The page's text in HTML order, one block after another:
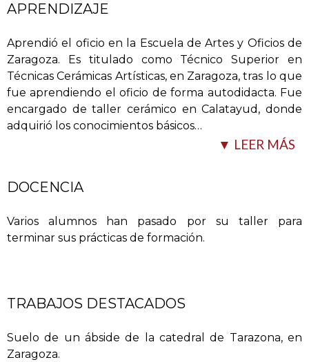
el proceso es manual y artesanal y desarrollado por
ellos mismos, tanto el torno como las baldosas. No usan
decorado a mano.
Fabrican elementos destinados a la sustitución o
reemplazo de paños murales, solados, arrimaderos o
cerámica.
APRENDIZAJE
Aprendió el oficio en la Escuela de Artes y Oficios de
Zaragoza. Es titulado como Técnico Superior en
Técnicas Cerámicas Artísticas, en Zaragoza, tras lo que
fue aprendiendo el oficio de forma autodidacta. Fue
encargado de taller cerámico en Calatayud, donde
adquirió los conocimientos básicos…
taller.
▼ LEER MÁS
DOCENCIA
Varios alumnos han pasado por su taller para
terminar sus prácticas de formación.
TRABAJOS DESTACADOS
Suelo de un ábside de la catedral de Tarazona, en
Zaragoza.